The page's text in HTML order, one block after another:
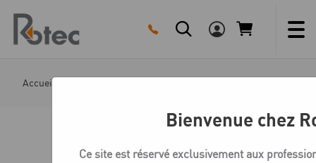
content
Accueil
Bienvenue chez
Ce site est réservé exclusivement aux